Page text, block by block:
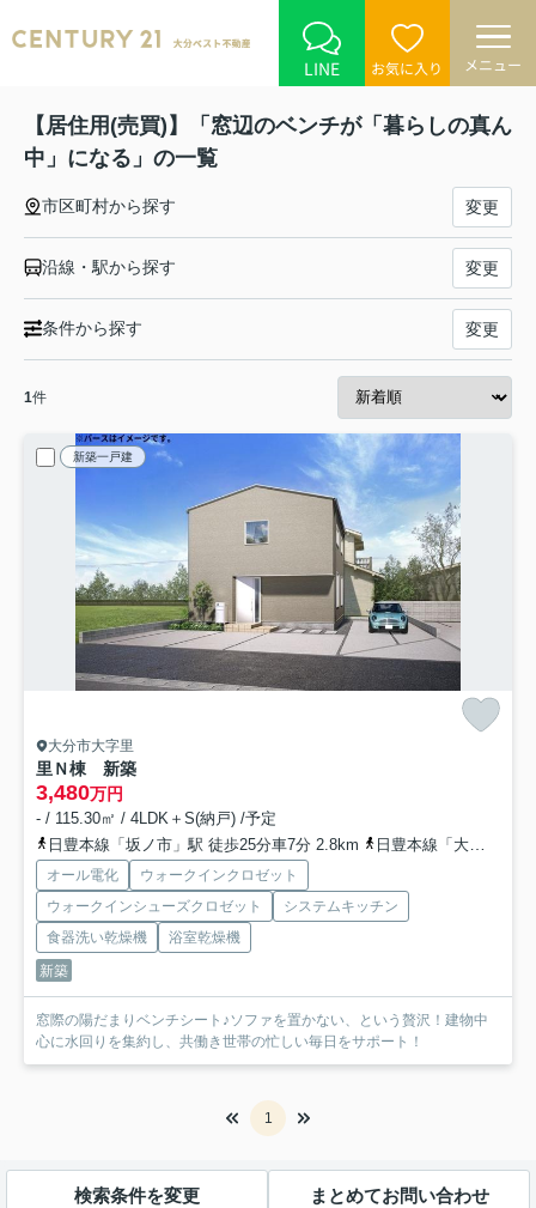
LINE お気に入り メニュー
【居住用(売買)】「窓辺のベンチが「暮らしの真ん
中」になる」の一覧
市区町村から探す 変更
沿線・駅から探す 変更
条件から探す 変更
1件
新築一戸建
大分市大字里
里Ｎ棟 新築
3,480万円
- / 115.30㎡ / 4LDK＋S(納戸) /予定
日豊本線「坂ノ市」駅 徒歩25分車7分 2.8km
日豊本線「大在」駅 徒歩52分車13分 4.9km
オール電化
ウォークインクロゼット
ウォークインシューズクロゼット
システムキッチン
食器洗い乾燥機
浴室乾燥機
新築
窓際の陽だまりベンチシート♪ソファを置かない、という贅沢！建物中
心に水回りを集約し、共働き世帯の忙しい毎日をサポート！
1
検索条件を変更 まとめてお問い合わせ